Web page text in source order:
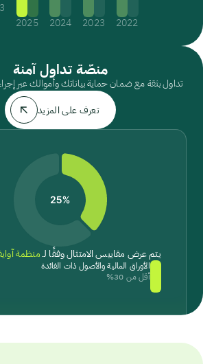
2022
2023
2024
2025
منصّة تداول آمنة
تداول بثقة مع ضمان حماية بياناتك وأموالك عبر
تعرف على المزيد
يتم عرض مقاييس الامتثال وفقًا لـمنظمة
الأوراق المالية والأصول ذات الفائدة
أقل من 30%